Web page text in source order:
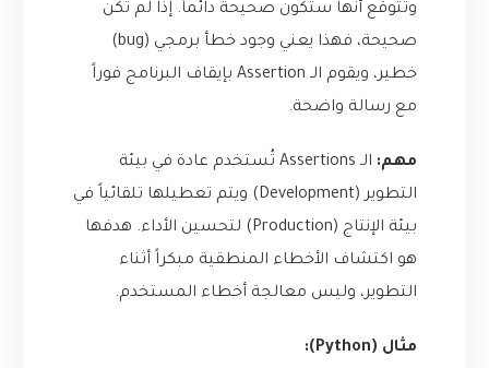
وتتوقع أنها ستكون صحيحة دائماً. إذا لم تكن
صحيحة، فهذا يعني وجود خطأ برمجي (bug)
خطير، ويقوم الـ Assertion بإيقاف البرنامج فوراً
مع رسالة واضحة.
مهم:
الـ Assertions تُستخدم عادة في بيئة
التطوير (Development) ويتم تعطيلها تلقائياً في
بيئة الإنتاج (Production) لتحسين الأداء. هدفها
هو اكتشاف الأخطاء المنطقية مبكراً أثناء
التطوير، وليس معالجة أخطاء المستخدم.
مثال (Python):